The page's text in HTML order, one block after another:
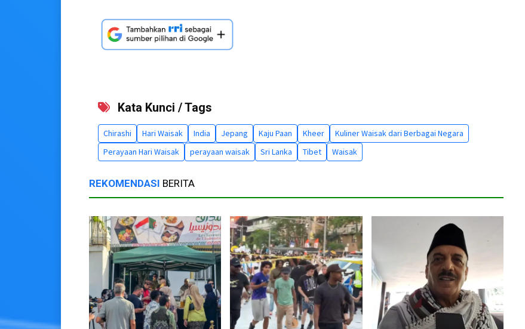
Kata Kunci / Tags
Chirashi Hari Waisak India Jepang Kaju Paan Kheer
Kuliner Waisak dari Berbagai Negara
Perayaan Hari Waisak
perayaan waisak Sri Lanka Tibet Waisak
REKOMENDASI BERITA